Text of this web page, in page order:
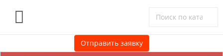
Отправить заявку